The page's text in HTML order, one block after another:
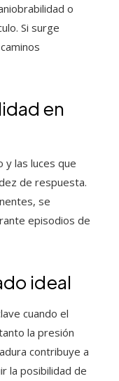
o
Si surge
en
y las luces que
de respuesta.
se
episodios de
ideal
cuando el
la presión
contribuye a
la posibilidad de